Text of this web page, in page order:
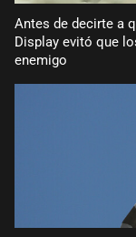
Antes de decirte a
Display evitó que
enemigo